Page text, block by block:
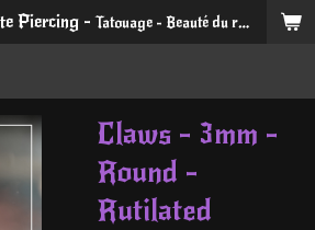
Piercing -Tatouage - Beauté du regard et du sourire
Claws - 3mm -
Round -
Rutilated